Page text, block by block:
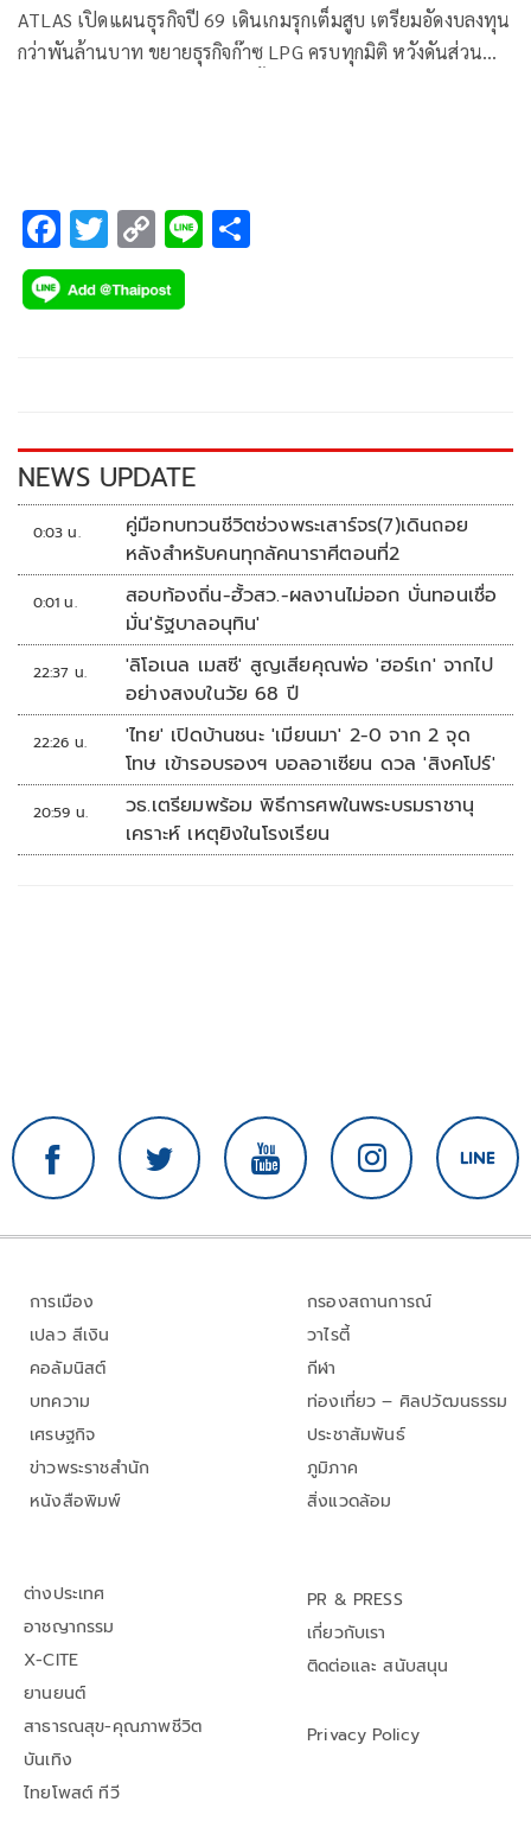
ATLAS เปิดแผนธุรกิจปี 69 เดินเกมรุกเต็มสูบ เตรียมอัดงบลงทุน
กว่าพันล้านบาท ขยายธุรกิจก๊าซ LPG ครบทุกมิติ หวังดันส่วน
F
ac
e
k
T
wi
tt
C
o
p
k
Li
NEWS UPDATE
0:03 น.
คู่มือทบทวนชีวิตช่วงพระเสาร์จร(7)เดินถอย
หลังสำหรับคนทุกลัคนาราศีตอนที่2
0:01 น.
สอบท้องถิ่น-ฮั้วสว.-ผลงานไม่ออก บั่นทอนเชื่อ
มั่น'รัฐบาลอนุทิน'
22:37 น.
'ลิโอเนล เมสซี' สูญเสียคุณพ่อ 'ฮอร์เก' จากไป
อย่างสงบในวัย 68 ปี
22:26 น.
'ไทย' เปิดบ้านชนะ 'เมียนมา' 2-0 จาก 2 จุด
โทษ เข้ารอบรองฯ บอลอาเซียน ดวล 'สิงคโปร์'
20:59 น.
วธ.เตรียมพร้อม พิธีการศพในพระบรมราชานุ
เคราะห์ เหตุยิงในโรงเรียน
การเมือง
เปลว สีเงิน
คอลัมนิสต์
บทความ
เศรษฐกิจ
ข่าวพระราชสำนัก
หนังสือพิมพ์
กรองสถานการณ์
วาไรตี้
กีฬา
ท่องเที่ยว – ศิลปวัฒนธรรม
ประชาสัมพันธ์
ภูมิภาค
สิ่งแวดล้อม
ต่างประเทศ
อาชญากรรม
X-CITE
ยานยนต์
สาธารณสุข-คุณภาพชีวิต
บันเทิง
ไทยโพสต์ ทีวี
PR & PRESS
เกี่ยวกับเรา
ติดต่อและ สนับสนุน
Privacy Policy